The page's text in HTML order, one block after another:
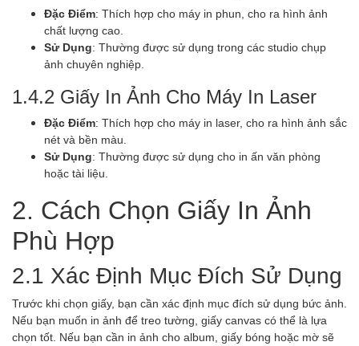
Đặc Điểm: Thích hợp cho máy in phun, cho ra hình ảnh
chất lượng cao.
Sử Dụng: Thường được sử dụng trong các studio chụp
ảnh chuyên nghiệp.
1.4.2 Giấy In Ảnh Cho Máy In Laser
Đặc Điểm: Thích hợp cho máy in laser, cho ra hình ảnh sắc
nét và bền màu.
Sử Dụng: Thường được sử dụng cho in ấn văn phòng
hoặc tài liệu.
2. Cách Chọn Giấy In Ảnh
Phù Hợp
2.1 Xác Định Mục Đích Sử Dụng
Trước khi chọn giấy, bạn cần xác định mục đích sử dụng bức ảnh.
Nếu bạn muốn in ảnh để treo tường, giấy canvas có thể là lựa
chọn tốt. Nếu bạn cần in ảnh cho album, giấy bóng hoặc mờ sẽ